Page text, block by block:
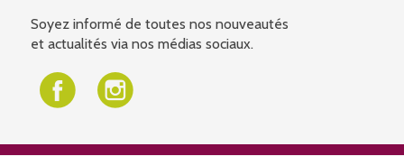
Soyez informé de toutes nos nouveautés
et actualités via nos médias sociaux.